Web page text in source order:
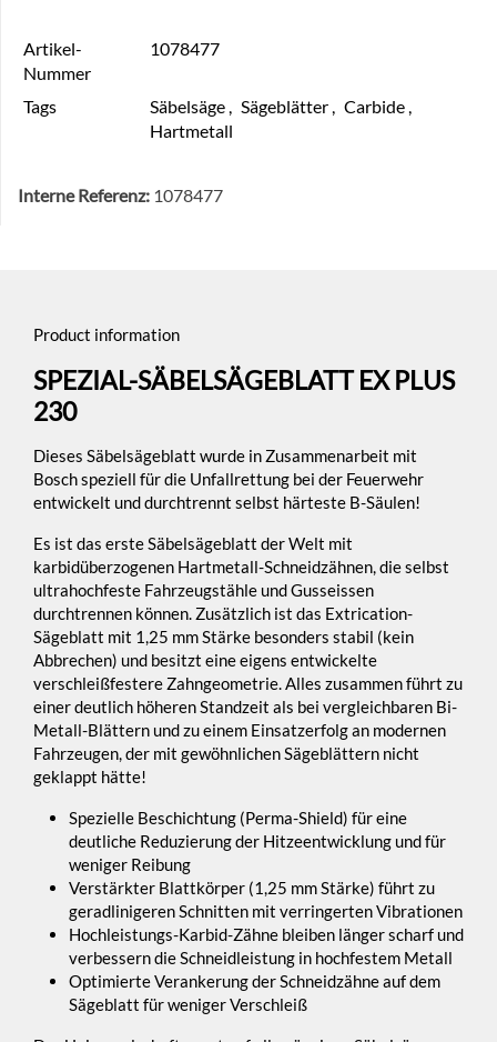
Artikel-
Nummer
1078477
Tags Säbelsäge, Sägeblätter, Carbide,
Hartmetall
Interne Referenz: 1078477
Product information
SPEZIAL-SÄBELSÄGEBLATT EX PLUS
230
Dieses Säbelsägeblatt wurde in Zusammenarbeit mit
Bosch speziell für die Unfallrettung bei der Feuerwehr
entwickelt und durchtrennt selbst härteste B-Säulen!
Es ist das erste Säbelsägeblatt der Welt mit
karbidüberzogenen Hartmetall-Schneidzähnen, die selbst
ultrahochfeste Fahrzeugstähle und Gusseissen
durchtrennen können. Zusätzlich ist das Extrication-
Sägeblatt mit 1,25 mm Stärke besonders stabil (kein
Abbrechen) und besitzt eine eigens entwickelte
verschleißfestere Zahngeometrie. Alles zusammen führt zu
einer deutlich höheren Standzeit als bei vergleichbaren Bi-
Metall-Blättern und zu einem Einsatzerfolg an modernen
Fahrzeugen, der mit gewöhnlichen Sägeblättern nicht
geklappt hätte!
Spezielle Beschichtung (Perma-Shield) für eine
deutliche Reduzierung der Hitzeentwicklung und für
weniger Reibung
Verstärkter Blattkörper (1,25 mm Stärke) führt zu
geradlinigeren Schnitten mit verringerten Vibrationen
Hochleistungs-Karbid-Zähne bleiben länger scharf und
verbessern die Schneidleistung in hochfestem Metall
Optimierte Verankerung der Schneidzähne auf dem
Sägeblatt für weniger Verschleiß